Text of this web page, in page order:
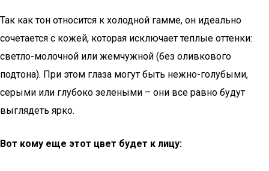
Так как тон относится к холодной гамме, он идеально
сочетается с кожей, которая исключает теплые оттенки:
светло-молочной или жемчужной (без оливкового
подтона). При этом глаза могут быть нежно-голубыми,
серыми или глубоко зелеными – они все равно будут
выглядеть ярко.
Вот кому еще этот цвет будет к лицу: